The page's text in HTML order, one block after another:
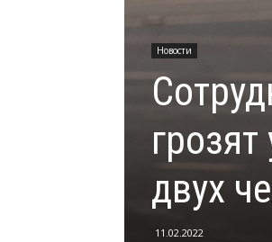
Новости
двух
11.02.2022